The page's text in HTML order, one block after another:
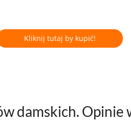
Kliknij tutaj by kupić!
damskich. Opinie